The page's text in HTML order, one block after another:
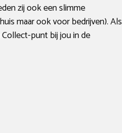
zij ook een slimme
maar ook voor bedrijven). Als
punt bij jou in de